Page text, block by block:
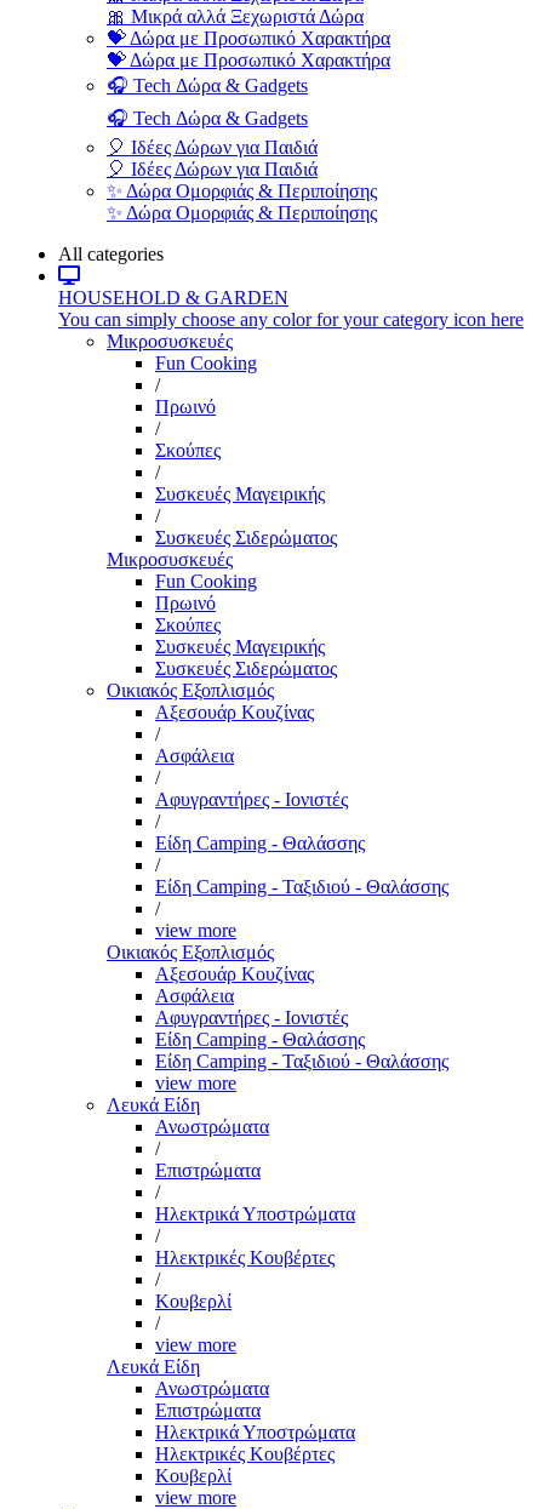
🎀 Μικρά αλλά Ξεχωριστά Δώρα
💝 Δώρα με Προσωπικό Χαρακτήρα
💝 Δώρα με Προσωπικό Χαρακτήρα
🎧 Tech Δώρα & Gadgets
🎧 Tech Δώρα & Gadgets
🎈 Ιδέες Δώρων για Παιδιά
🎈 Ιδέες Δώρων για Παιδιά
✨ Δώρα Ομορφιάς & Περιποίησης
✨ Δώρα Ομορφιάς & Περιποίησης
All categories
HOUSEHOLD & GARDEN
You can simply choose any color for your category icon here
Μικροσυσκευές
Fun Cooking
/
Πρωινό
/
Σκούπες
/
Συσκευές Μαγειρικής
/
Συσκευές Σιδερώματος
Μικροσυσκευές
Fun Cooking
Πρωινό
Σκούπες
Συσκευές Μαγειρικής
Συσκευές Σιδερώματος
Οικιακός Εξοπλισμός
Αξεσουάρ Κουζίνας
/
Ασφάλεια
/
Αφυγραντήρες - Ιονιστές
/
Είδη Camping - Θαλάσσης
/
Είδη Camping - Ταξιδιού - Θαλάσσης
/
view more
Οικιακός Εξοπλισμός
Αξεσουάρ Κουζίνας
Ασφάλεια
Αφυγραντήρες - Ιονιστές
Είδη Camping - Θαλάσσης
Είδη Camping - Ταξιδιού - Θαλάσσης
view more
Λευκά Είδη
Ανωστρώματα
/
Επιστρώματα
/
Ηλεκτρικά Υποστρώματα
/
Ηλεκτρικές Κουβέρτες
/
Κουβερλί
/
view more
Λευκά Είδη
Ανωστρώματα
Επιστρώματα
Ηλεκτρικά Υποστρώματα
Ηλεκτρικές Κουβέρτες
Κουβερλί
view more